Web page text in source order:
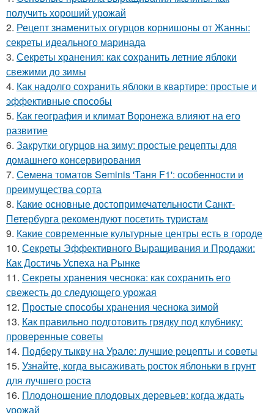
получить хороший урожай
2. Рецепт знаменитых огурцов корнишоны от Жанны:
секреты идеального маринада
3. Секреты хранения: как сохранить летние яблоки
свежими до зимы
4. Как надолго сохранить яблоки в квартире: простые и
эффективные способы
5. Как география и климат Воронежа влияют на его
развитие
6. Закрутки огурцов на зиму: простые рецепты для
домашнего консервирования
7. Семена томатов Seminis 'Таня F1': особенности и
преимущества сорта
8. Какие основные достопримечательности Санкт-
Петербурга рекомендуют посетить туристам
9. Какие современные культурные центры есть в городе
10. Секреты Эффективного Выращивания и Продажи:
Как Достичь Успеха на Рынке
11. Секреты хранения чеснока: как сохранить его
свежесть до следующего урожая
12. Простые способы хранения чеснока зимой
13. Как правильно подготовить грядку под клубнику:
проверенные советы
14. Подберу тыкву на Урале: лучшие рецепты и советы
15. Узнайте, когда высаживать росток яблоньки в грунт
для лучшего роста
16. Плодоношение плодовых деревьев: когда ждать
урожай